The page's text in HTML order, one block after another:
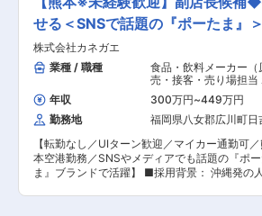
OK また、当社研修で「介護職員実務者研修」の
取得も可能！持っていない資格を取得して給与
UP。
管理 ・スタッフのシフト作成 ・ご利用者様ご
のチーム管理 ・非常勤スタッフの採用 など
詳細は面談時にお伝えします ◎働いている人のほ
とんどが無資格・未経験からスタート！！研修
仕事を覚えるまでは先輩スタッフが同行する
勤】 ◇9:00～／サービス開始 ・ベットから車い
すへの移乗 ・お食事介助 ・外出援助など
◇13:00～／サービス記録、終了 ＜休憩・次の利
用者宅へ移動＞ ◇14:00～／利用者宅到着・サー
ビス開始 ◇18:00～／サービス記録、終了 ・
直帰OK 【夜勤】 ◇22:00～／サービス開始
就寝中の体位交換、痰吸引など ◇23:00～／ご利
仲間を募集します。 店舗運営経験を活かしなが
ら、スタッフ育成や店舗づくりに主体的に携わ
ていただける方をお迎えしたいと考えています
■業務内容： 熊本空港内にある『ポーたま』店
にて、接客・調理業務をはじめ、店舗運営全
お任せします。お客様に「また来たい」と思
いただける店舗づくりを目指し、スタッフと協
しながら店舗マネジメントに取り組んでいただ
ます。 【具体的な業務内容】 ◎店舗運営業務 ・
接客、レジ対応 ・商品の調理、提供 ・売上
理 ・在庫管理、発注業務 ◎マネジメント業務
アルバイト、パートスタッフの教育・育成 ・
フト作成、勤怠管理 ・店舗オペレーションの
善 ・スタッフとのコミュニケーション、チー
せる＜SNSで話題の『ポーたま』＞
株式会社カネガエ
業種 / 職種
食品・飲料メーカー（
売・接客・売り場担当
フ・フロアスタッフ・
（飲食）
年収 300万円~449万円
勤務地
福岡県八女郡広川町日
【転勤なし／UIターン歓迎／マイカー通勤可／
本空港勤務／SNSやメディアでも話題の『ポ
ま』ブランドで活躍】 ■採用背景： 沖縄発の人